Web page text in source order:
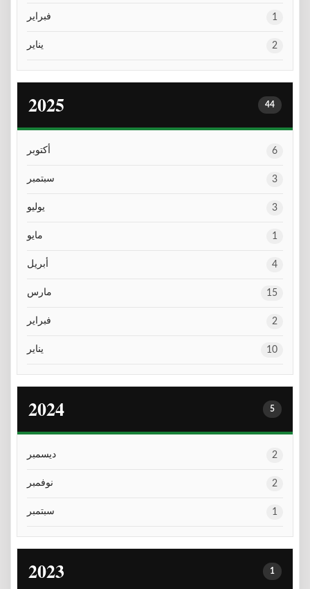
فبراير 1
يناير 2
2025 44
أكتوبر 6
سبتمبر 3
يوليو 3
مايو 1
أبريل 4
مارس 15
فبراير 2
يناير 10
2024 5
ديسمبر 2
نوفمبر 2
سبتمبر 1
2023 1